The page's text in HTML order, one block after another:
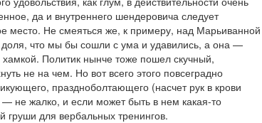
да и внутреннего шендеровича следует
место. Не смеяться же, к примеру, над Марьиванной
что мы бы сошли с ума и удавились, а она —
Политик нынче тоже пошел скучный,
не на чем. Но вот всего этого повсеградно
праздноболтающего (насчет рук в крови
не жалко, и если может быть в нем какая-то
груши для вербальных тренингов.